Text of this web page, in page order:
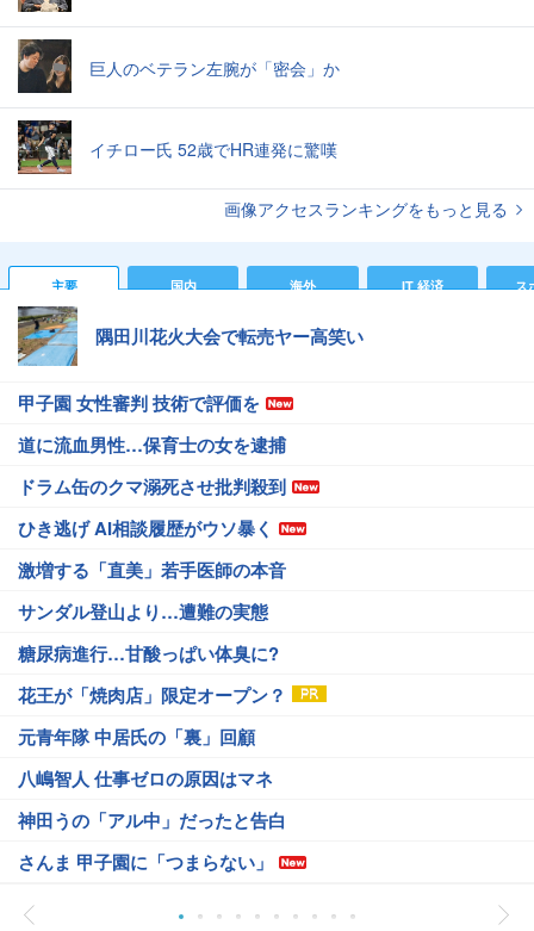
巨人のベテラン左腕が「密会」か
イチロー氏 52歳でHR連発に驚嘆
画像アクセスランキングをもっと見る
主要 国内 海外 IT 経済 ス
隅田川花火大会で転売ヤー高笑い
甲子園 女性審判 技術で評価を
道に流血男性…保育士の女を逮捕
ドラム缶のクマ溺死させ批判殺到
ひき逃げ AI相談履歴がウソ暴く
激増する「直美」若手医師の本音
サンダル登山より…遭難の実態
糖尿病進行…甘酸っぱい体臭に?
花王が「焼肉店」限定オープン？
元青年隊 中居氏の「裏」回顧
八嶋智人 仕事ゼロの原因はマネ
神田うの「アル中」だったと告白
さんま 甲子園に「つまらない」